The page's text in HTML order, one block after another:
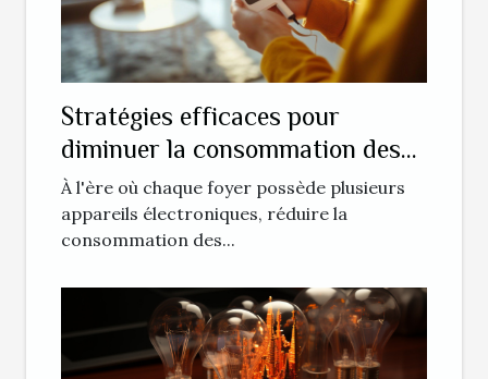
Stratégies efficaces pour
diminuer la consommation des
chargeurs de téléphones
À l'ère où chaque foyer possède plusieurs
appareils électroniques, réduire la
consommation des...